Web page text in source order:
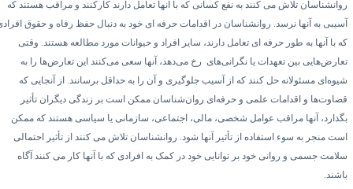
تلاش می کنند به نفع کسانی که با آنها تعامل دارند کارکنند و مراقب هستند که
به آنها نرسد. روانشناسان در اقدامات حرفه ای خود به دنبال حفظ رفاه و حقوق افرادی
با آنها به طور حرفه ای تعامل دارند، سایر افراد و حیوانات مورد مطالعه هستند. وقتی
بین تعهدات یا نگرانی‌های رخ می‌دهد، آنها سعی می‌کنند این تعارض‌ها را به
مسئولانه حل کنند که از آسیب جلوگیری و آن را به حداقل برسانند. از آنجایی که
و اقدامات علمی و حرفه‌ای روان‌شناسان ممکن است بر زندگی دیگران تأثیر
آنها مراقب عوامل شخصی، مالی، اجتماعی، سازمانی یا سیاسی هستند که ممکن
منجر به سوء استفاده از تأثیر آنها شود. روانشناسان تلاش می کنند از تأثیر احتمالی
جسمی و روانی خود بر توانایی خود در کمک به افرادی که با آنها کار می کنند آگاه